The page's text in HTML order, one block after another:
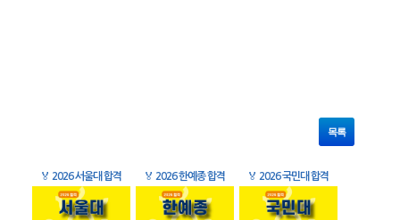
목록
🏅 2026 서울대 합격 🏅 2026 한예종 합격 🏅 2026 국민대 합격